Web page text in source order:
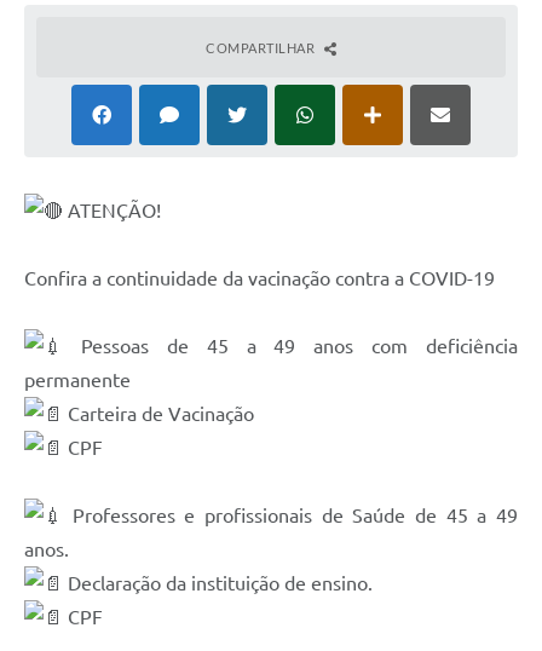
PSS Unificado 2025
Chamamento Público para Artistas Locais
Agência do Trabalhador
Previdência Complementar
Telefones Prefeitura Municipal
Feriados Municipais
Imprensa
COMPARTILHAR
ATENÇÃO!
Confira a continuidade da vacinação contra a COVID-19
Pessoas de 45 a 49 anos com deficiência
permanente
Carteira de Vacinação
CPF
Professores e profissionais de Saúde de 45 a 49
anos.
Declaração da instituição de ensino.
CPF